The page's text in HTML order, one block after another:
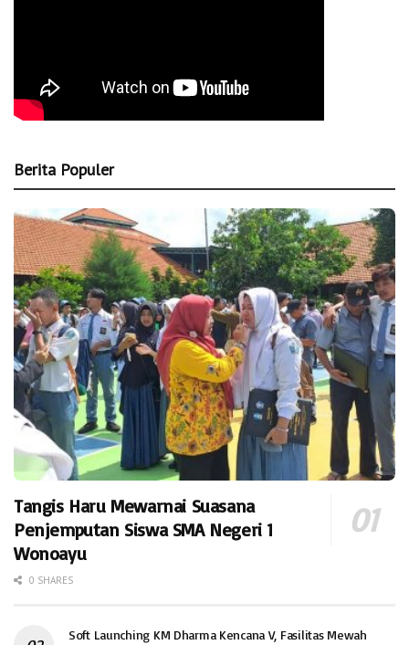
Berita Populer
Tangis Haru Mewarnai Suasana
Penjemputan Siswa SMA Negeri 1
Wonoayu
0 SHARES
Soft Launching KM Dharma Kencana V, Fasilitas Mewah